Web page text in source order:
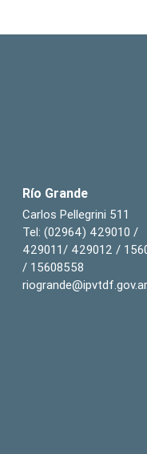
Río Grande
Carlos Pellegrini 511
Tel: (02964) 429010 /
429011/ 429012 /
/ 15608558
riogrande@ipvtdf.gov.ar